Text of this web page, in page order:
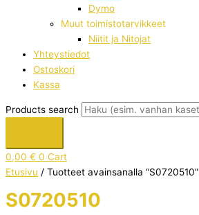
Dymo
Muut toimistotarvikkeet
Niitit ja Nitojat
Yhteystiedot
Ostoskori
Kassa
Products search
0,00 € 0 Cart
Etusivu / Tuotteet avainsanalla “S0720510”
S0720510